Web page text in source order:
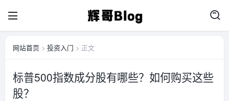
网站首页 > 投资入门 > 正文
标普500指数成分股有哪些？如何购买这些
股？